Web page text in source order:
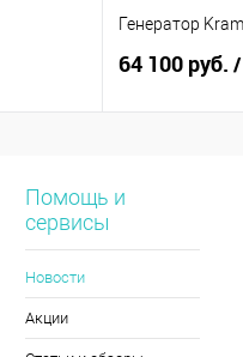
Генератор
64 100 руб.
Помощь и
сервисы
Новости
Акции